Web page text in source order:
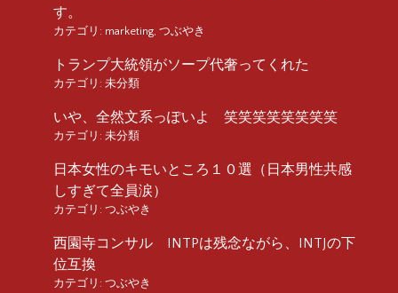
す。
カテゴリ: marketing つぶやき
トランプ大統領がソープ代奢ってくれた
カテゴリ: 未分類
いや、全然文系っぽいよ 笑笑笑笑笑笑笑笑
カテゴリ: 未分類
日本女性のキモいところ１０選（日本男性共感
しすぎて全員涙）
カテゴリ: つぶやき
西園寺コンサル INTPは残念ながら、INTJの下
位互換
カテゴリ: つぶやき